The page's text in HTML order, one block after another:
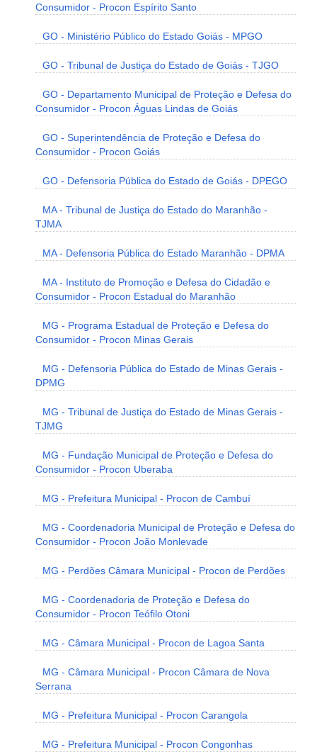
Consumidor - Procon Espírito Santo
GO - Ministério Público do Estado Goiás - MPGO
GO - Tribunal de Justiça do Estado de Goiás - TJGO
GO - Departamento Municipal de Proteção e Defesa do
Consumidor - Procon Águas Lindas de Goiás
GO - Superintendência de Proteção e Defesa do
Consumidor - Procon Goiás
GO - Defensoria Pública do Estado de Goiás - DPEGO
MA - Tribunal de Justiça do Estado do Maranhão -
TJMA
MA - Defensoria Pública do Estado Maranhão - DPMA
MA - Instituto de Promoção e Defesa do Cidadão e
Consumidor - Procon Estadual do Maranhão
MG - Programa Estadual de Proteção e Defesa do
Consumidor - Procon Minas Gerais
MG - Defensoria Pública do Estado de Minas Gerais -
DPMG
MG - Tribunal de Justiça do Estado de Minas Gerais -
TJMG
MG - Fundação Municipal de Proteção e Defesa do
Consumidor - Procon Uberaba
MG - Prefeitura Municipal - Procon de Cambuí
MG - Coordenadoria Municipal de Proteção e Defesa do
Consumidor - Procon João Monlevade
MG - Perdões Câmara Municipal - Procon de Perdões
MG - Coordenadoria de Proteção e Defesa do
Consumidor - Procon Teófilo Otoni
MG - Câmara Municipal - Procon de Lagoa Santa
MG - Câmara Municipal - Procon Câmara de Nova
Serrana
MG - Prefeitura Municipal - Procon Carangola
MG - Prefeitura Municipal - Procon Congonhas